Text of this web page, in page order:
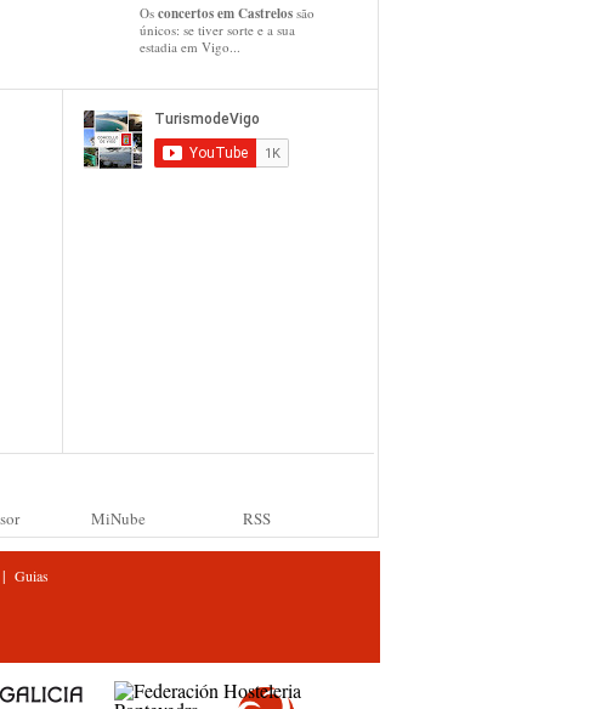
Os concertos em Castrelos são
únicos: se tiver sorte e a sua
estadia em Vigo...
MiNube RSS
Guias